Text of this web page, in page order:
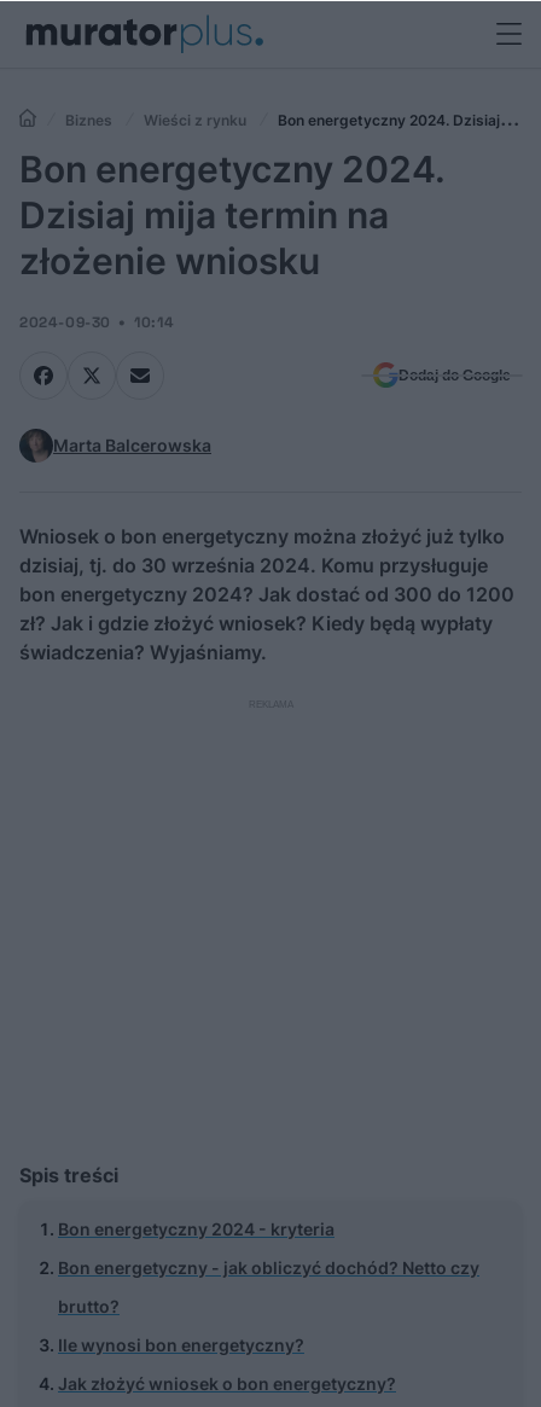
Biznes Wieści z rynku
Bon energetyczny 2024. Dzisiaj mija
termin na złożenie wniosku
Bon energetyczny 2024.
Dzisiaj mija termin na
złożenie wniosku
2024-09-30 10:14
Dodaj do Google
Marta Balcerowska
Wniosek o bon energetyczny można złożyć już tylko
dzisiaj, tj. do 30 września 2024. Komu przysługuje
bon energetyczny 2024? Jak dostać od 300 do 1200
zł? Jak i gdzie złożyć wniosek? Kiedy będą wypłaty
świadczenia? Wyjaśniamy.
Spis treści
Bon energetyczny 2024 - kryteria
Bon energetyczny - jak obliczyć dochód? Netto czy
brutto?
Ile wynosi bon energetyczny?
Jak złożyć wniosek o bon energetyczny?